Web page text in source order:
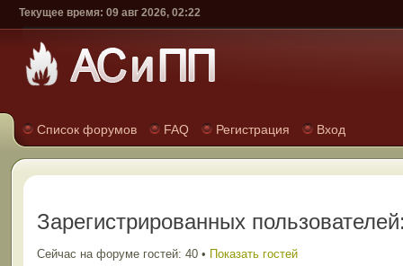
Текущее время: 09 авг 2026, 02:22
Список форумов FAQ Регистрация Вход
Зарегистрированных
Сейчас на форуме гостей: 40 • Показать гостей